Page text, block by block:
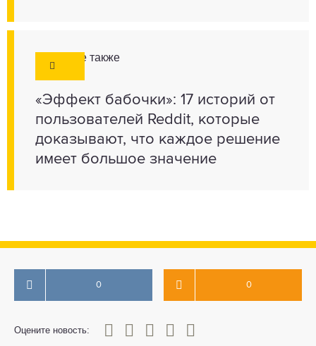
Смотрите также
«Эффект бабочки»: 17 историй от
пользователей Reddit, которые
доказывают, что каждое решение
имеет большое значение
0 0
Оцените новость:
0
1 3 4 5